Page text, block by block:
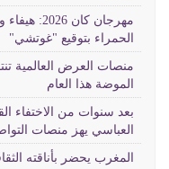
مهرجان
الحمراء بتوقيع "غوتشي"
منصات العرض العالمية
الموضة هذا العام
بعد سنوات من الاختفاء
العباسي يهز منصات
المغرب يحضر بأناقته